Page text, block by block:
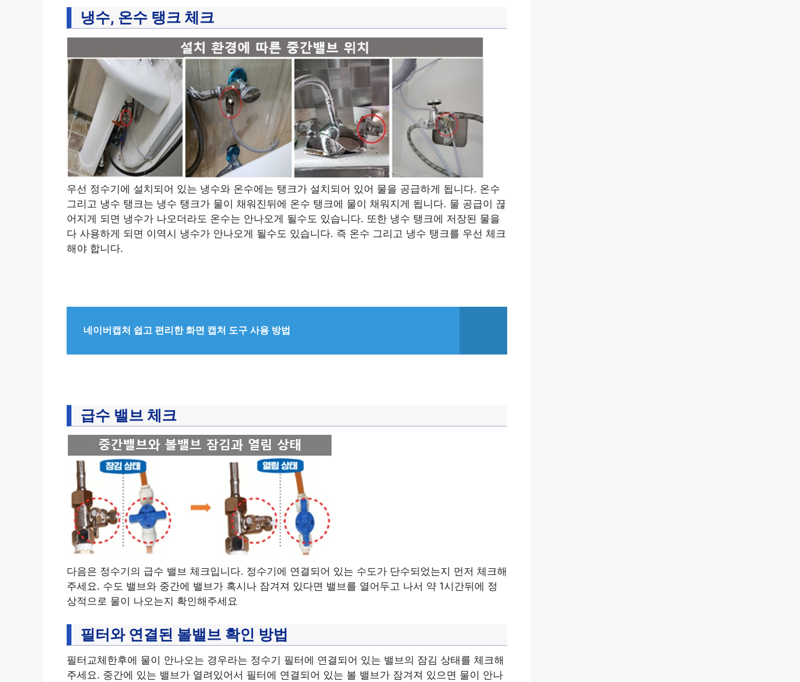
냉수, 온수 탱크 체크
우선 정수기에 설치되어 있는 냉수와 온수에는 탱크가 설치되어 있어 물을 공급하게 됩니다. 온수
그리고 냉수 탱크는 냉수 탱크가 물이 채워진뒤에 온수 탱크에 물이 채워지게 됩니다. 물 공급이 끊
어지게 되면 냉수가 나오더라도 온수는 안나오게 될수도 있습니다. 또한 냉수 탱크에 저장된 물을
다 사용하게 되면 이역시 냉수가 안나오게 될수도 있습니다. 즉 온수 그리고 냉수 탱크를 우선 체크
해야 합니다.
네이버캡처 쉽고 편리한 화면 캡처 도구 사용 방법
급수 밸브 체크
다음은 정수기의 급수 밸브 체크입니다. 정수기에 연결되어 있는 수도가 단수되었는지 먼저 체크해
주세요. 수도 밸브와 중간에 밸브가 혹시나 잠겨져 있다면 밸브를 열어두고 나서 약 1시간뒤에 정
상적으로 물이 나오는지 확인해주세요
필터와 연결된 볼밸브 확인 방법
필터교체한후에 물이 안나오는 경우라는 정수기 필터에 연결되어 있는 밸브의 잠김 상태를 체크해
주세요. 중간에 있는 밸브가 열려있어서 필터에 연결되어 있는 볼 밸브가 잠겨져 있으면 물이 안나